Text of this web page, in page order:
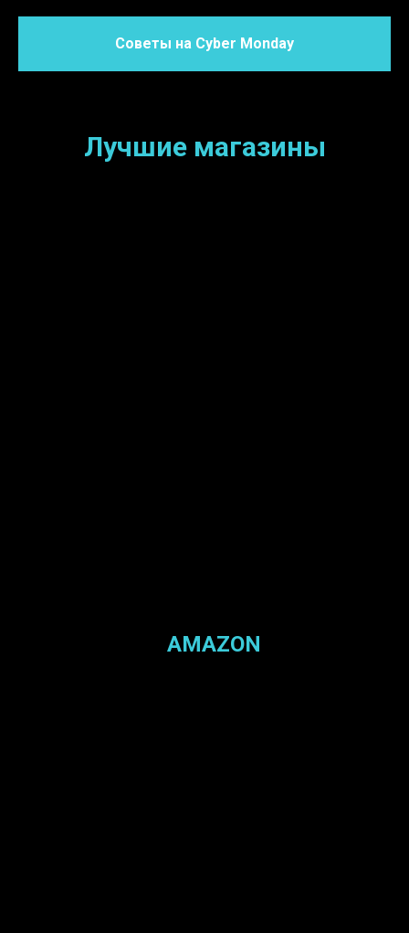
Советы на Cyber Monday
Лучшие магазины
AMAZON